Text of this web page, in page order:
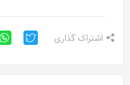
اشتراک گذاری